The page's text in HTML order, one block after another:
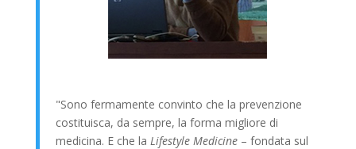
"Sono fermamente convinto che la prevenzione
costituisca, da sempre, la forma migliore di
medicina. E che la Lifestyle Medicine – fondata sul